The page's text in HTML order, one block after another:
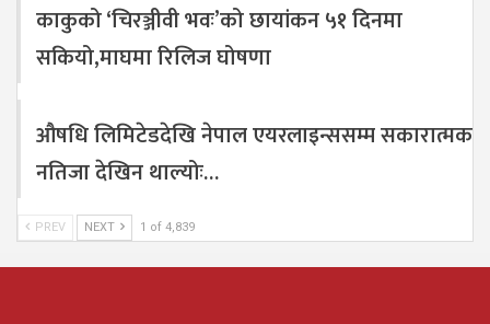
काकुको ‘चिरञ्जीवी भवः’को छायांकन ५१ दिनमा
सकियो,माघमा रिलिज घोषणा
औषधि लिमिटेडदेखि नेपाल एयरलाइन्ससम्म सकारात्मक
नतिजा देखिन थाल्योः…
PREV NEXT 1 of 4,839